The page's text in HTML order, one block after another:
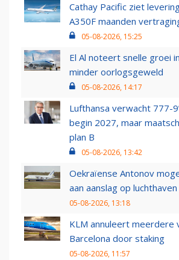
Cathay Pacific ziet
A350F maanden
05-08-2026, 15:25
El Al noteert snelle groei
minder oorlogsgeweld
05-08-2026, 14:17
Lufthansa verwacht 777-
begin 2027, maar
plan B
05-08-2026, 13:42
Oekraïense Antonov
aan aanslag op
05-08-2026, 13:18
KLM annuleert meerdere
Barcelona door staking
05-08-2026, 11:57